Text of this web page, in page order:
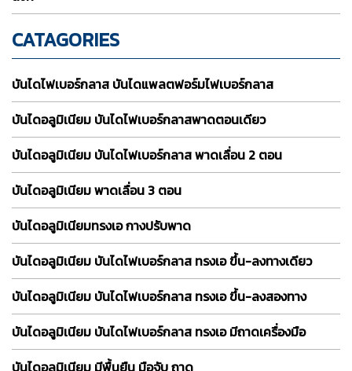
CATAGORIES
บันไดไฟเบอร์กลาส บันไดแพลตฟอร์มไฟเบอร์กลาส
บันไดอลูมิเนียม บันไดไฟเบอร์กลาสพาดตอนเดียว
บันไดอลูมิเนียม บันไดไฟเบอร์กลาส พาดเลื่อน 2 ตอน
บันไดอลูมิเนียม พาดเลื่อน 3 ตอน
บันไดอลูมิเนียมทรงเอ กางปรับพาด
บันไดอลูมิเนียม บันไดไฟเบอร์กลาส ทรงเอ ขึ้น-ลงทางเดียว
บันไดอลูมิเนียม บันไดไฟเบอร์กลาส ทรงเอ ขึ้น-ลงสองทาง
บันไดอลูมิเนียม บันไดไฟเบอร์กลาส ทรงเอ มีถาดเครื่องมือ
บันไดอลูมิเนียม มีพื้นยืน มือจับ ถาด